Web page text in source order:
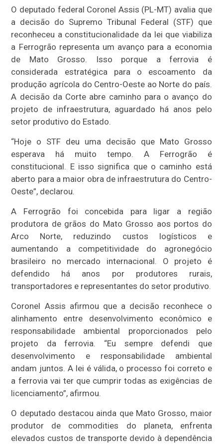
O deputado federal Coronel Assis (PL-MT) avalia que
a decisão do Supremo Tribunal Federal (STF) que
reconheceu a constitucionalidade da lei que viabiliza
a Ferrogrão representa um avanço para a economia
de Mato Grosso. Isso porque a ferrovia é
considerada estratégica para o escoamento da
produção agrícola do Centro-Oeste ao Norte do país.
A decisão da Corte abre caminho para o avanço do
projeto de infraestrutura, aguardado há anos pelo
setor produtivo do Estado.
“Hoje o STF deu uma decisão que Mato Grosso
esperava há muito tempo. A Ferrogrão é
constitucional. E isso significa que o caminho está
aberto para a maior obra de infraestrutura do Centro-
Oeste”, declarou.
A Ferrogrão foi concebida para ligar a região
produtora de grãos do Mato Grosso aos portos do
Arco Norte, reduzindo custos logísticos e
aumentando a competitividade do agronegócio
brasileiro no mercado internacional. O projeto é
defendido há anos por produtores rurais,
transportadores e representantes do setor produtivo.
Coronel Assis afirmou que a decisão reconhece o
alinhamento entre desenvolvimento econômico e
responsabilidade ambiental proporcionados pelo
projeto da ferrovia. “Eu sempre defendi que
desenvolvimento e responsabilidade ambiental
andam juntos. A lei é válida, o processo foi correto e
a ferrovia vai ter que cumprir todas as exigências de
licenciamento”, afirmou.
O deputado destacou ainda que Mato Grosso, maior
produtor de commodities do planeta, enfrenta
elevados custos de transporte devido à dependência